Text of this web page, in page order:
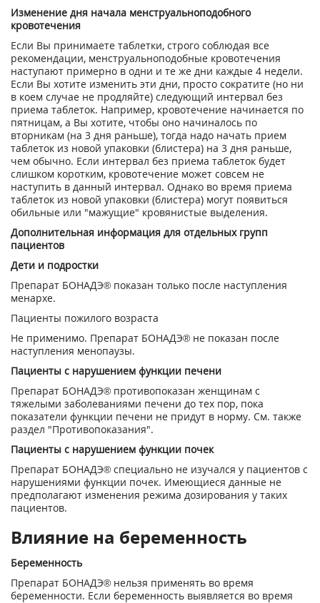
Изменение дня начала менструальноподобного
кровотечения
Если Вы принимаете таблетки, строго соблюдая все
рекомендации, менструальноподобные кровотечения
наступают примерно в одни и те же дни каждые 4 недели.
Если Вы хотите изменить эти дни, просто сократите (но ни
в коем случае не продляйте) следующий интервал без
приема таблеток. Например, кровотечение начинается по
пятницам, а Вы хотите, чтобы оно начиналось по
вторникам (на 3 дня раньше), тогда надо начать прием
таблеток из новой упаковки (блистера) на 3 дня раньше,
чем обычно. Если интервал без приема таблеток будет
слишком коротким, кровотечение может совсем не
наступить в данный интервал. Однако во время приема
таблеток из новой упаковки (блистера) могут появиться
обильные или "мажущие" кровянистые выделения.
Дополнительная информация для отдельных групп
пациентов
Дети и подростки
Препарат БОНАДЭ® показан только после наступления
менархе.
Пациенты пожилого возраста
Не применимо. Препарат БОНАДЭ® не показан после
наступления менопаузы.
Пациенты с нарушением функции печени
Препарат БОНАДЭ® противопоказан женщинам с
тяжелыми заболеваниями печени до тех пор, пока
показатели функции печени не придут в норму. См. также
раздел "Противопоказания".
Пациенты с нарушением функции почек
Препарат БОНАДЭ® специально не изучался у пациентов с
нарушениями функции почек. Имеющиеся данные не
предполагают изменения режима дозирования у таких
пациентов.
Влияние на беременность
Беременность
Препарат БОНАДЭ® нельзя применять во время
беременности. Если беременность выявляется во время